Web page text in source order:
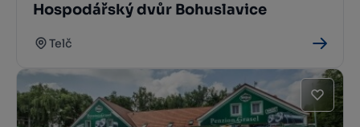
Hospodářský dvůr Bohuslavice
Telč